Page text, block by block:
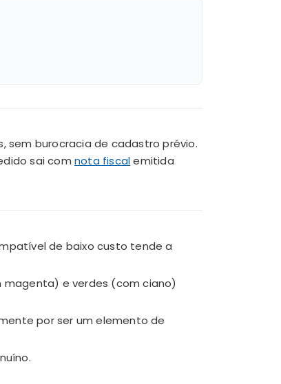
sem burocracia de cadastro prévio.
sai comnota fiscalemitida
de baixo custo tende a
magenta) e verdes (com ciano)
por ser um elemento de